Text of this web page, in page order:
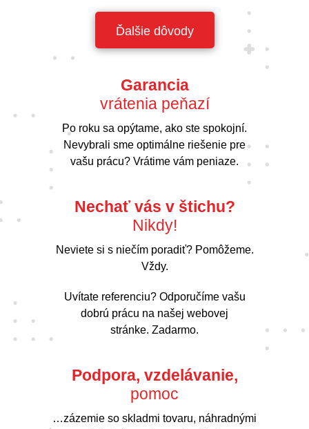
Ďalšie dôvody
Garancia
vrátenia peňazí
Po roku sa opýtame, ako ste spokojní.
Nevybrali sme optimálne riešenie pre
vašu prácu? Vrátime vám peniaze.
Nechať vás v štichu?
Nikdy!
Neviete si s niečím poradiť? Pomôžeme.
Vždy.
Uvítate referenciu? Odporučíme vašu
dobrú prácu na našej webovej
stránke. Zadarmo.
Podpora, vzdelávanie,
pomoc
…zázemie so skladmi tovaru, náhradnými